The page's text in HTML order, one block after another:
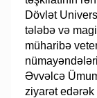
Dövlət
tələbə və
müharibə
Əvvəlcə
ziyarət